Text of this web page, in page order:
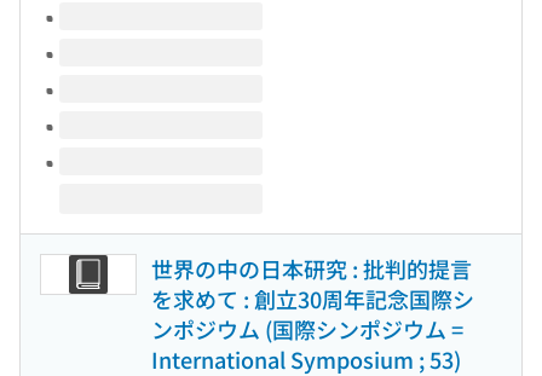
このタイトルの巻号
世界の中の日本研究 : 批判的提言
を求めて : 創立30周年記念国際シ
ンポジウム (国際シンポジウム =
International Symposium ; 53)